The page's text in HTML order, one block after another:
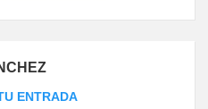
ENTRADA